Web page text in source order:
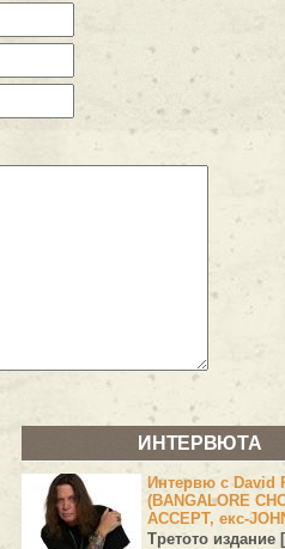
ИНТЕРВЮТА
Интервю с David
(BANGALORE
ACCEPT, екс-
Третото издание